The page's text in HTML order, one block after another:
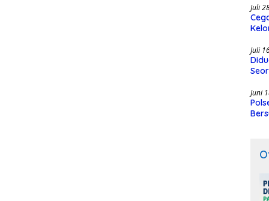
Juli
Juli
Juni